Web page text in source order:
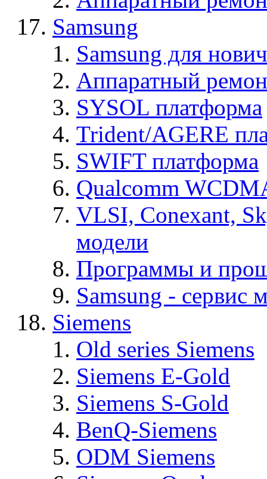
Samsung
Samsung для
Аппаратный
SYSOL платформа
Trident/AGERE
SWIFT платформа
Qualcomm
VLSI, Conexant,
модели
Программы и
Samsung - cервис
Siemens
Old series Siemens
Siemens E-Gold
Siemens S-Gold
BenQ-Siemens
ODM Siemens